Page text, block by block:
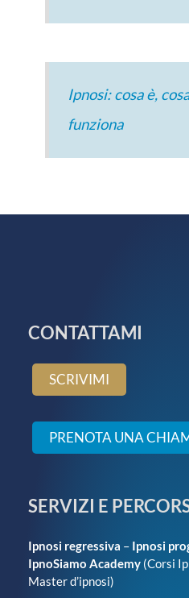
Ipnosi: cosa è,
funziona
CONTATTAMI
SCRIVIMI
PRENOTA UNA
SERVIZI E
Ipnosi regressiva – Ipnosi
IpnoSiamo Academy (Corsi
Master d’ipnosi)